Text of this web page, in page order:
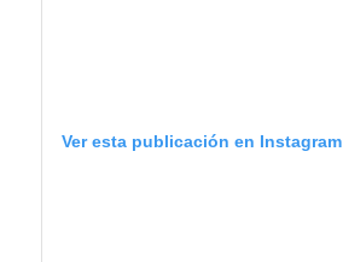
Ver esta publicación en Instagram